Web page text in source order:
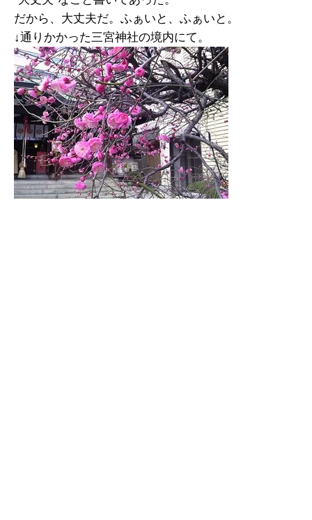
だから、大丈夫だ。ふぁいと、ふぁいと。
↓通りかかった三宮神社の境内にて。